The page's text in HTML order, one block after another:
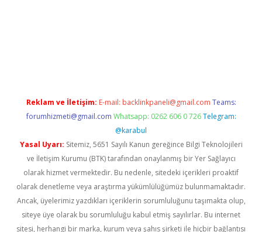
Reklam ve İletişim: E-mail: backlinkpaneli@gmail.com Teams:
forumhizmeti@gmail.com Whatsapp: 0262 606 0 726 Telegram:
@karabul
Yasal Uyarı: Sitemiz, 5651 Sayılı Kanun gereğince Bilgi Teknolojileri
ve İletişim Kurumu (BTK) tarafından onaylanmış bir Yer Sağlayıcı
olarak hizmet vermektedir. Bu nedenle, sitedeki içerikleri proaktif
olarak denetleme veya araştırma yükümlülüğümüz bulunmamaktadır.
Ancak, üyelerimiz yazdıkları içeriklerin sorumluluğunu taşımakta olup,
siteye üye olarak bu sorumluluğu kabul etmiş sayılırlar. Bu internet
sitesi, herhangi bir marka, kurum veya şahıs şirketi ile hiçbir bağlantısı